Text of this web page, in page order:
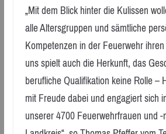
„Mit dem Blick hinter die Kulissen
alle Altersgruppen und sämtliche
Kompetenzen in der Feuerwehr
uns spielt auch die Herkunft, das
berufliche Qualifikation keine Rolle –
mit Freude dabei und engagiert sich
unserer 4700 Feuerwehrfrauen und